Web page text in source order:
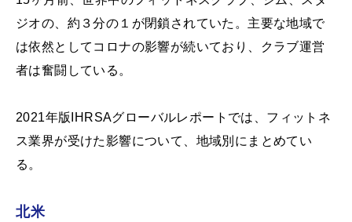
ジオの、約３分の１が閉鎖されていた。主要な地域で
は依然としてコロナの影響が続いており、クラブ運営
者は奮闘している。
2021年版IHRSAグローバルレポートでは、フィットネ
ス業界が受けた影響について、地域別にまとめてい
る。
北米